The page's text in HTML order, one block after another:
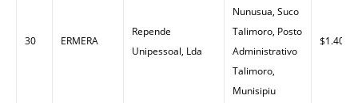
30 ERMERA
Repende
Unipessoal, Lda
Nunusua, Suco
Talimoro, Posto
Administrativo
Talimoro,
Munisipiu
$1.40